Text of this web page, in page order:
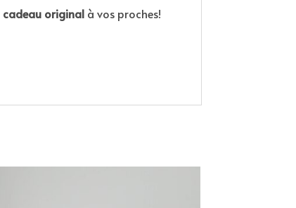
cadeau original à vos proches!